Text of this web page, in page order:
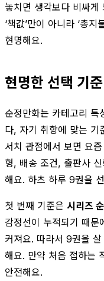
놓치면 생각보다 비싸
‘책값’만이 아니라 ‘총
현명해요.
현명한 선택 기준
순정만화는 카테고리 특
다, 자기 취향에 맞는 기
서치 관점에서 보면 요
형, 배송 조건, 출판사
해요. 하츠 하루 9권을
첫 번째 기준은 시리즈
감정선이 누적되기 때
커져요. 따라서 9권을
해요. 만약 처음 접하는
안전해요.